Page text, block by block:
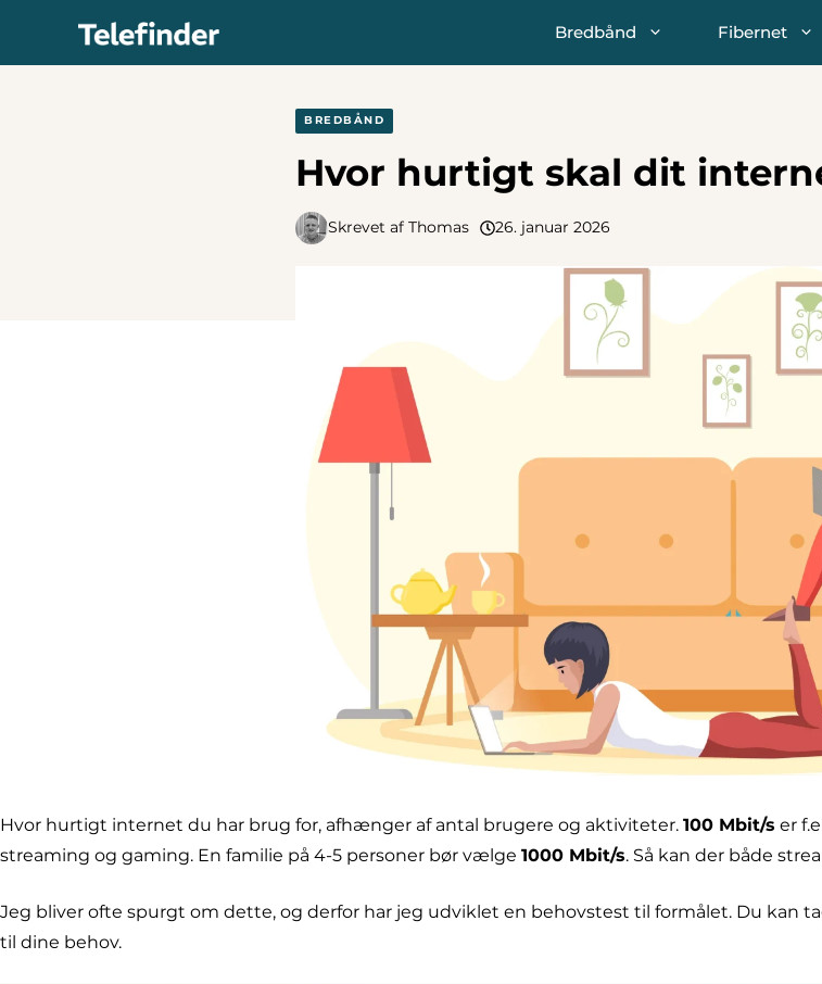
Bredbånd Fibernet
BREDBÅND
Hvor hurtigt skal dit
Skrevet af Thomas 26. januar 2026
Hvor hurtigt internet du har brug for, afhænger af antal brugere og aktiviteter. 100 Mbit/s er
streaming og gaming. En familie på 4-5 personer bør vælge 1000 Mbit/s. Så kan der både
Jeg bliver ofte spurgt om dette, og derfor har jeg udviklet en behovstest til formålet. Du
til dine behov.